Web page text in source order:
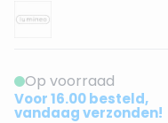
Op voorraad
Voor 16.00 besteld,
vandaag verzonden!